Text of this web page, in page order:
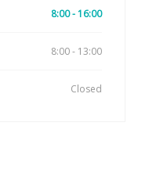
8:00 - 16:00
8:00 - 13:00
Closed